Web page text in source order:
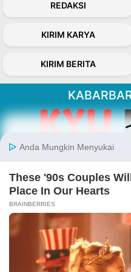
REDAKSI
KIRIM KARYA
KIRIM BERITA
Kabarbaru.co